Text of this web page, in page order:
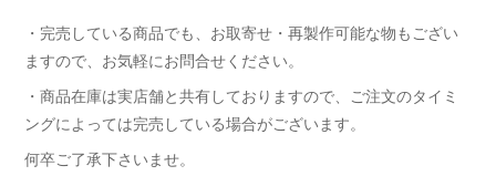
・完売している商品でも、お取寄せ・再製作可能な物もござい
ますので、お気軽にお問合せください。
・商品在庫は実店舗と共有しておりますので、ご注文のタイミ
ングによっては完売している場合がございます。
何卒ご了承下さいませ。